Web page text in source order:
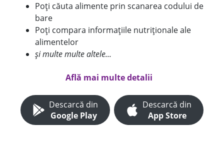
Poți căuta alimente prin scanarea codului de
bare
Poți compara informațiile nutriționale ale
alimentelor
și multe multe altele...
Află mai multe detalii
Descarcă din
Google Play
Descarcă din
App Store